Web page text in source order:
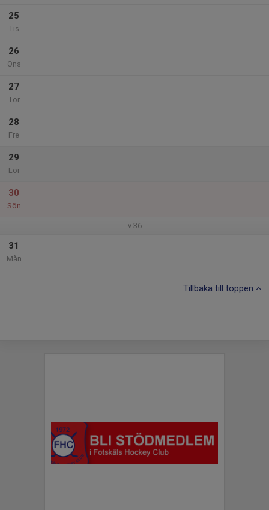
25
Tis
26
Ons
27
Tor
28
Fre
29
Lör
30
Sön
v.36
31
Mån
Tillbaka till toppen